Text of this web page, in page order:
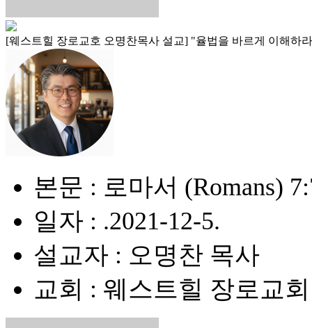
[웨스트힐 장로교호 오명찬목사 설교] "율법을 바르게 이해하라
본문 : 로마서 (Romans)
일자 : .2021-12-5.
설교자 : 오명찬 목사
교회 : 웨스트힐 장로교회